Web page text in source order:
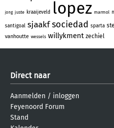
jong juste kraaijeveld lopez marmol
santigoal sjaakfsociedad sparta
vanhoutte wessels willykment zechiel
Direct naar
Aanmelden / inloggen
Feyenoord Forum
Stand